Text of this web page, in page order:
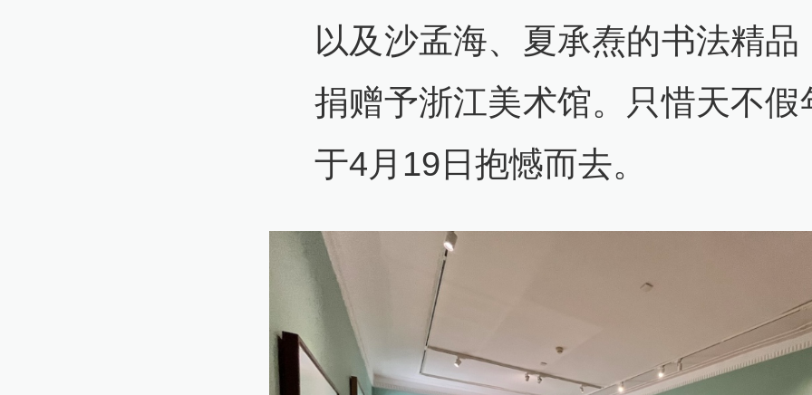
以及沙孟海、夏承焘的书法精品
捐赠予浙江美术馆。只惜天不假
于4月19日抱憾而去。